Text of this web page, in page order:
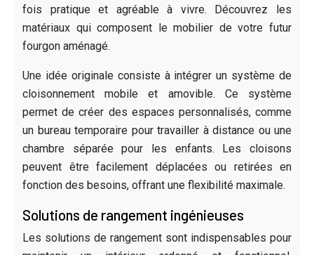
fois pratique et agréable à vivre. Découvrez les
matériaux qui composent le mobilier de votre futur
fourgon aménagé.
Une idée originale consiste à intégrer un système de
cloisonnement mobile et amovible. Ce système
permet de créer des espaces personnalisés, comme
un bureau temporaire pour travailler à distance ou une
chambre séparée pour les enfants. Les cloisons
peuvent être facilement déplacées ou retirées en
fonction des besoins, offrant une flexibilité maximale.
Solutions de rangement ingénieuses
Les solutions de rangement sont indispensables pour